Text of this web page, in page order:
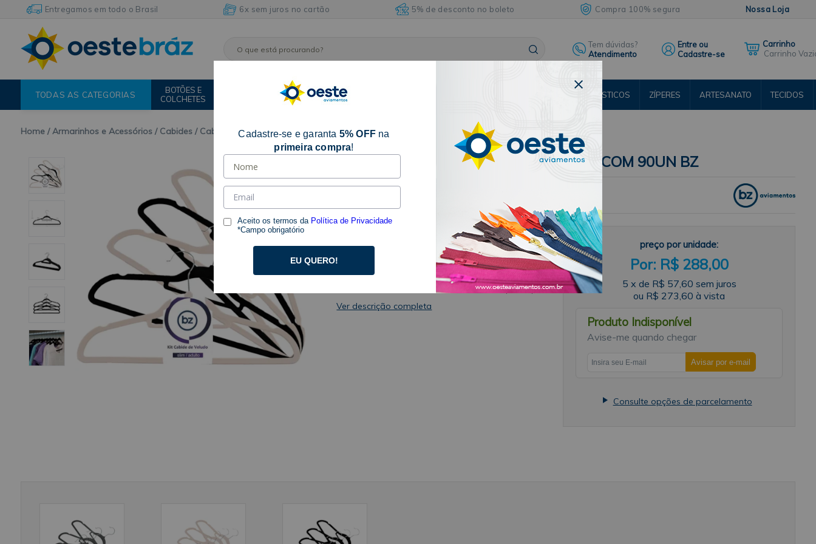
Entregamos em todo o Brasil 6x sem juros no cartão 5% de desconto no boleto Compra 100% segura Nossa Loja
Tem dúvidas?
Atendimento
Entre ou
Cadastre-se
Carrinho
TODAS AS CATEGORIAS
BOTÕES E
COLCHETES
FITAS
ARMARINHOS
E
ACESSÓRIOS
ELÁSTICOS ZÍPERES ARTESANATO TECIDOS
Home Armarinhos e Acessórios Cabides Cabide de Veludo
CABIDE DE VELUDO ADULTO SLIM KIT COM 90UN BZ
SKU 20093.CZ
Descrição:
O Cabide de Veludo Adulto Slim Kit Com 90un BZ, é
muito resistente e com um revestimento em veludo,
que evita que as peças escorreguem. Possui um
gancho cromado, que dá destaque para os cabides,
tornando ele uma das melhores escolhas para quem
quer praticidade e agilidade na hora de organizar as
suas roupas. Se você busca um cabide que não vá
Aplicação Pendurar e organizar suas roupas, seja no
Ver descrição completa
preço por unidade:
R$ 288,00
5 x de R$ 57,60 sem juros
ou R$ 273,60 à vista
Produto Indisponível
Avise-me quando chegar
Consulte opções de parcelamento
Cadastre-se e garanta 5% OFF na
primeira compra!
Aceito os termos da Política de Privacidade
*Campo obrigatório
EU QUERO!